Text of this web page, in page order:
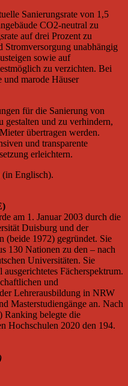
Sanierungsrate von 1,5
CO2-neutral zu
auf drei Prozent zu
Stromversorgung unabhängig
sowie auf
zu verzichten. Bei
und marode Häuser
für die Sanierung von
gestalten und zu verhindern,
übertragen werden.
und transparente
erleichtern.
(in Englisch).
am 1. Januar 2003 durch die
Duisburg und der
(beide 1972) gegründet. Sie
130 Nationen zu den – nach
Universitäten. Sie
Fächerspektrum.
und
Lehrerausbildung in NRW
Masterstudiengänge an. Nach
Ranking belegte die
Hochschulen 2020 den 194.